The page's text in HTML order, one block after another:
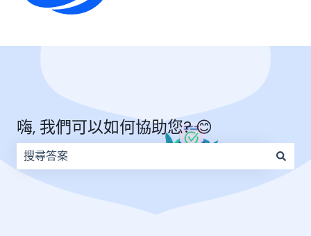
嗨, 我們可以如何協助您? 😊
因為搜尋欄位空白，因此沒有建議。